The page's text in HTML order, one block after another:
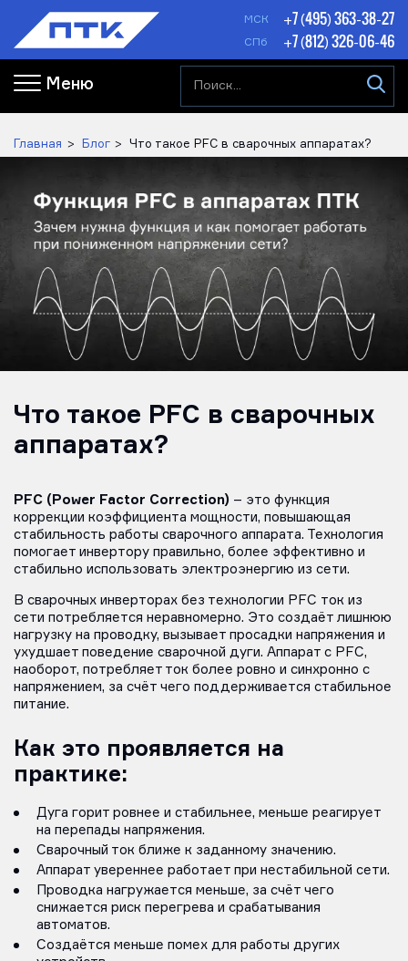
МСК +7 (495) 363-38-27
СПб +7 (812) 326-06-46
Меню
Главная Блог Что такое PFC в сварочных аппаратах?
Что такое PFC в сварочных
аппаратах?
PFC (Power Factor Correction) – это функция
коррекции коэффициента мощности, повышающая
стабильность работы сварочного аппарата. Технология
помогает инвертору правильно, более эффективно и
стабильно использовать электроэнергию из сети.
В сварочных инверторах без технологии PFC ток из
сети потребляется неравномерно. Это создаёт лишнюю
нагрузку на проводку, вызывает просадки напряжения и
ухудшает поведение сварочной дуги. Аппарат с PFC,
наоборот, потребляет ток более ровно и синхронно с
напряжением, за счёт чего поддерживается стабильное
питание.
Как это проявляется на
практике:
Дуга горит ровнее и стабильнее, меньше реагирует
на перепады напряжения.
Сварочный ток ближе к заданному значению.
Аппарат увереннее работает при нестабильной сети.
Проводка нагружается меньше, за счёт чего
снижается риск перегрева и срабатывания
автоматов.
Создаётся меньше помех для работы других